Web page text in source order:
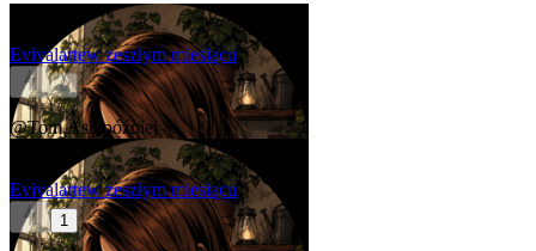
Evivalartew zeszłym miesiącu
0
@Tom.Ash później
Evivalartew zeszłym miesiącu
1